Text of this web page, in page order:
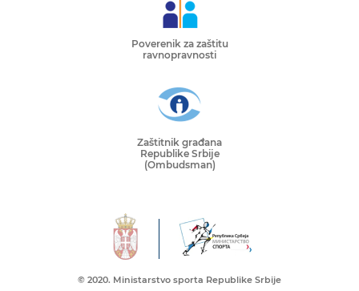
Poverenik za zaštitu
ravnopravnosti
Zaštitnik građana
Republike Srbije
(Ombudsman)
© 2020. Ministarstvo sporta Republike Srbije